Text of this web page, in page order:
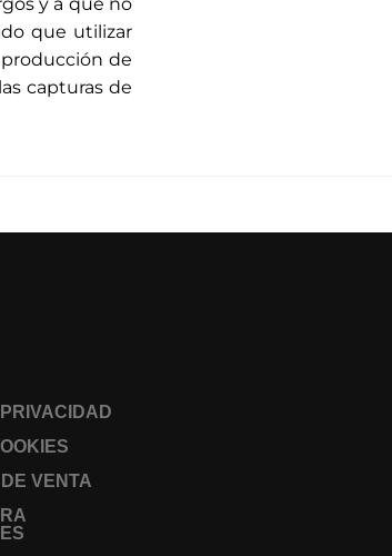
que utilizar
de
capturas de
VENTA